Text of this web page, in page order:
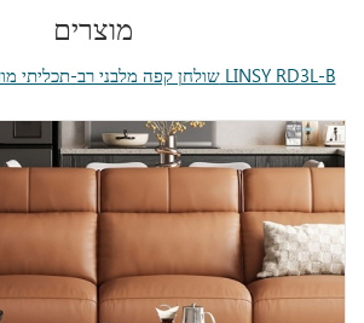
מוצרים
שולחן קפה מלבני רב-תכליתי מודרני LINSY RD3L-B